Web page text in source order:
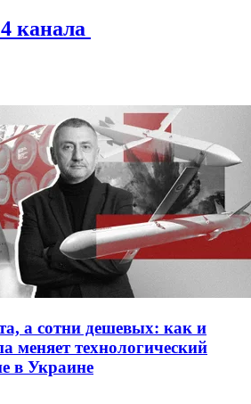
канала
а сотни дешевых: как и
меняет технологический
в Украине